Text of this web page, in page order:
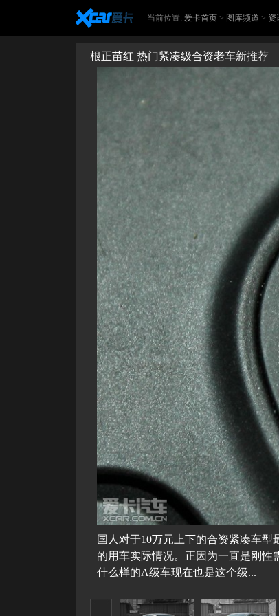
当前位置: 爱卡首页 > 图库频道 > 资
根正苗红 热门紧凑级合资老车新推荐
国人对于10万元上下的合资紧凑车
的用车实际情况。正因为一直是刚
什么样的A级车现在也是这个级...